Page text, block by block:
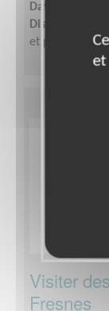
Date :
Disponibilité
et
Visiter
Fresnes
et